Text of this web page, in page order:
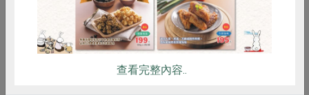
永豐農業有限公司
綠豆芽(環保級)永豐-200g/包
黃文章(新峰農場)
綠豆芽(環保級)新峰-200g/盒
查看完整內容..